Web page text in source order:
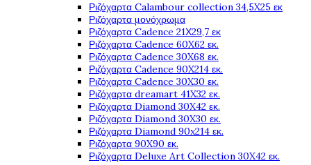
Ριζόχαρτα Calambour collection 34,5X25 εκ
Ριζόχαρτα μονόχρωμα
Ριζόχαρτα Cadence 21Χ29,7 εκ
Ριζόχαρτα Cadence 60X62 εκ.
Ριζόχαρτα Cadence 30X68 εκ.
Ριζόχαρτα Cadence 90X214 εκ.
Ριζόχαρτα Cadence 30X30 εκ.
Ριζόχαρτα dreamart 41X32 εκ.
Ριζόχαρτα Diamond 30X42 εκ.
Ριζόχαρτα Diamond 30X30 εκ.
Ριζόχαρτα Diamond 90x214 εκ.
Ριζόχαρτα 90X90 εκ.
Ριζόχαρτα Deluxe Art Collection 30X42 εκ.